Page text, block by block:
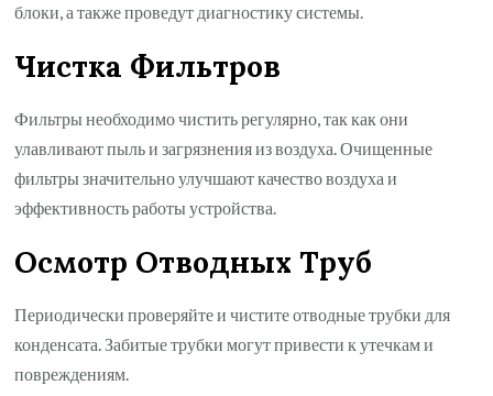
блоки, а также проведут диагностику системы.
Чистка Фильтров
Фильтры необходимо чистить регулярно, так как они
улавливают пыль и загрязнения из воздуха. Очищенные
фильтры значительно улучшают качество воздуха и
эффективность работы устройства.
Осмотр Отводных Труб
Периодически проверяйте и чистите отводные трубки для
конденсата. Забитые трубки могут привести к утечкам и
повреждениям.